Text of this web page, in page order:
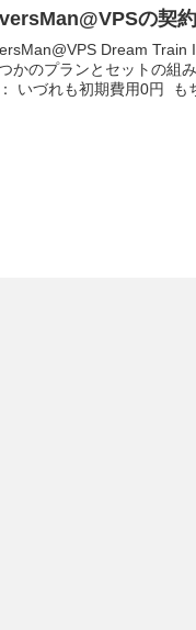
の契約
Dream Train
かのプランとセットの組
いづれも初期費用0円 も